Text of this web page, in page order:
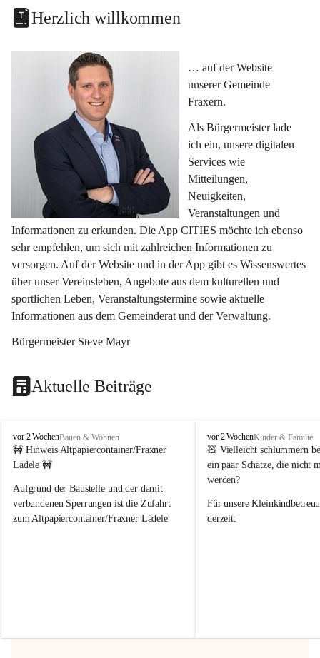
Herzlich willkommen
… auf der Website
unserer Gemeinde
Fraxern.
Als Bürgermeister lade
ich ein, unsere digitalen
Services wie
Mitteilungen,
Neuigkeiten,
Veranstaltungen und
Informationen zu erkunden. Die App CITIES möchte ich ebenso
sehr empfehlen, um sich mit zahlreichen Informationen zu
versorgen. Auf der Website und in der App gibt es Wissenswertes
über unser Vereinsleben, Angebote aus dem kulturellen und
sportlichen Leben, Veranstaltungstermine sowie aktuelle
Informationen aus dem Gemeinderat und der Verwaltung.
Bürgermeister Steve Mayr
Aktuelle Beiträge
F
r
a
e
r
n
vor 2 WochenBauen & Wohnen
🚧 Hinweis Altpapiercontainer/Fraxner
Lädele 🚧
Aufgrund der Baustelle und der damit
verbundenen Sperrungen ist die Zufahrt
zum Altpapiercontainer/Fraxner Lädele
Hilfsbereitschaft!
F
r
a
x
r
n
vor 2 WochenKinder & Familie
🧸 Vielleicht schlummern
ein paar Schätze, die nicht
werden?
Für unsere
derzeit: